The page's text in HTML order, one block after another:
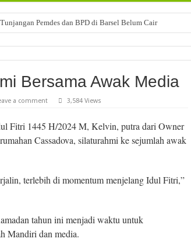
Pemdes dan BPD di Barsel Belum Cair
Bersama Awak Media
a comment 3,584 Views
Fitri 1445 H/2024 M, Kelvin, putra dari Owner
Cassadova, silaturahmi ke sejumlah awak
terlebih di momentum menjelang Idul Fitri,”
tahun ini menjadi waktu untuk
Mandiri dan media.